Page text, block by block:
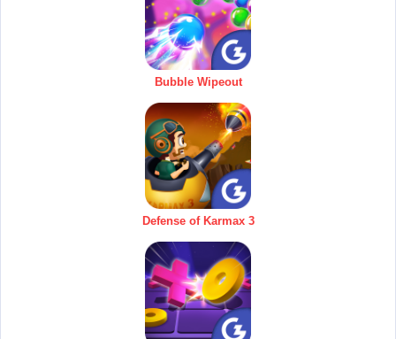
Bubble Wipeout
Defense of Karmax 3